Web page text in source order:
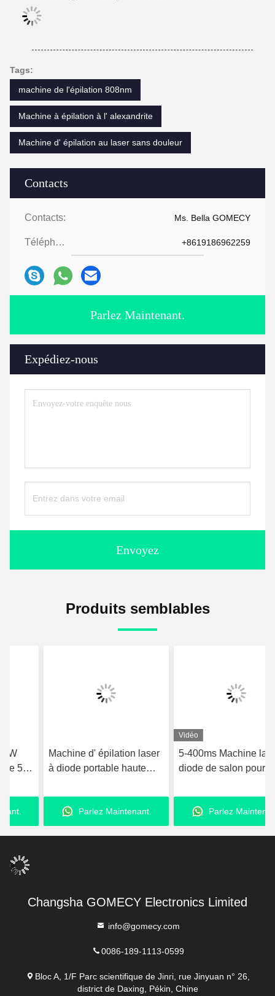
Contacts
Contacts: Ms. Bella GOMECY
Téléphone: +8619186962259
Parlez Maintenant.
Expédiez-nous
Envoyez
Tags:
machine de l'épilation 808nm
Machine à épilation à l' alexandrite
Machine d' épilation au laser sans douleur
Produits semblables
Machine d' épilation laser
à diode portable haute
1064nm 3 longueurs d'
onde
Parlez Maintenant.
5-400ms Machine laser à
diode de salon pour l'
Puissance d'entrée
Parlez Maintenant.
Changsha GOMECY Electronics Limited
info@gomecy.com
0086-189-1113-0599
Bloc A, 1/F Parc scientifique de Jinri, rue Jinyuan n° 26,
district de Daxing, Pékin, Chine